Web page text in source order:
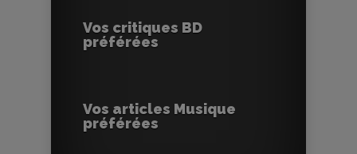
Vos critiques BD
préférées
Vos articles Musique
préférées